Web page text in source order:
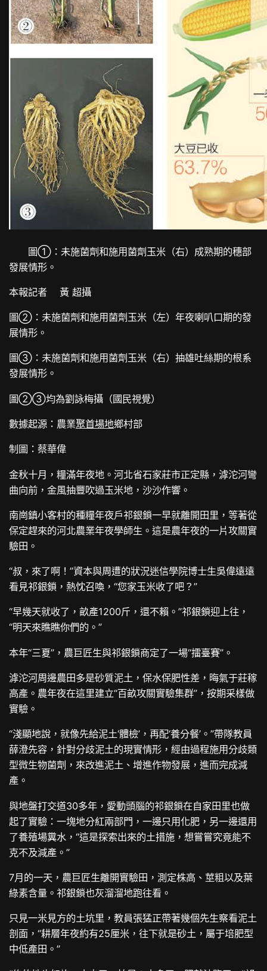
圖①：未施菌劑和施用菌劑玉米（右）成熟期的穗部
發展情形。
本報記者 黃 超攝
圖②：未施菌劑和施用菌劑玉米（左）年夜喇叭口期的發
展情形。
圖③：未施菌劑和施用菌劑玉米（右）抽雄吐絲期的根系
發展情形。
圖②③均為劉詠梅攝（國民視覺）
數據起源：農業聚首場地鄉村部
制圖：蔡華偉
金秋十月，糧滿年夜地。河北省石家莊市正定縣，滹沱河彎
曲向前，金風抽豐吹過玉米地，沙沙作響。
南崗鎮小客村的種糧年夜戶祁銀鎖一早就離開田里，等著從
保定趕來的河北農業年夜學師生。這是農年夜的一片攻關實
驗田。
“叔，來了啊！”資本與周遭的狀況迷信學院博士生吳偉遠遠
看見祁銀鎖，熱忱召喚，“您家玉米收了吧？”
“早幾天就收了，畝產1200斤，還不賴。”祁銀鎖迎上往，
“明天來瞧瞧你們的。”
本年“三夏”，農巨匠生與祁銀鎖商定了一場“擂臺賽”。
滹沱河周邊農田多是砂質泥土，保水保肥性差，晦氣于莊稼
高產。農年夜在這里建立“百畝攻關實驗集群”，按期采樣做
實驗。
“淺顯地說，就像先給泥土‘體檢’，再配‘養分餐’。”帶隊教員
薛澄先容，針對分歧泥土的現實情形，經由過程施用分歧類
型微生物菌劑，來改進泥土、增進作物發展，進而完成減
產。
與地盤打交道30多年，愛動頭腦的祁銀鎖在自家田里也做
起了實驗：一塊地分紅兩部門，一邊只用化肥，另一邊還用
了養殖場糞水，“這是探索出來的土措施，想嘗嘗究竟能不
克不及減產。”
7月的一天，農巨匠生離開實驗田，測定株高、莖粗以及葉
綠素含量。祁銀鎖也灰溜溜地跑往看。
只見一米見方的土坑里，教員張猛正帶著幾個先生察看泥土
剖面，“耕層年夜約有25厘米，往下就是砂土，屬于培肥型
中低產田。”